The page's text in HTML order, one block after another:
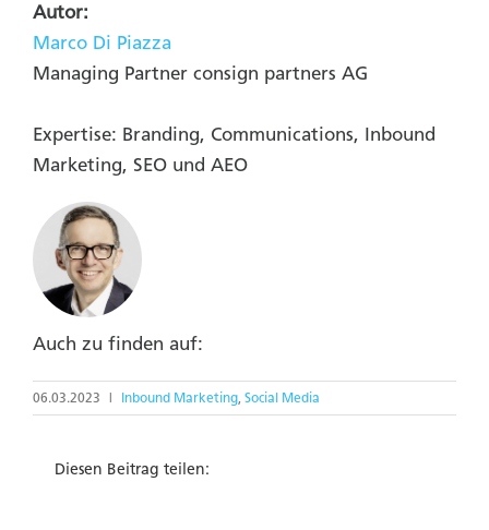
Autor:
Marco Di Piazza
Managing Partner consign partners AG
Expertise: Branding, Communications, Inbound
Marketing, SEO und AEO
Auch zu finden auf:
06.03.2023 Inbound Marketing, Social Media
Diesen Beitrag teilen: